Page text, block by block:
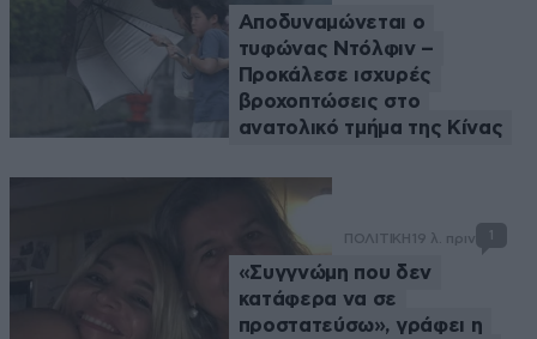
Αποδυναμώνεται ο
τυφώνας Ντόλφιν –
Προκάλεσε ισχυρές
βροχοπτώσεις στο
ανατολικό τμήμα της Κίνας
ΠΟΛΙΤΙΚΗ 19 λ. πριν 1
«Συγγνώμη που δεν
κατάφερα να σε
προστατεύσω», γράφει η